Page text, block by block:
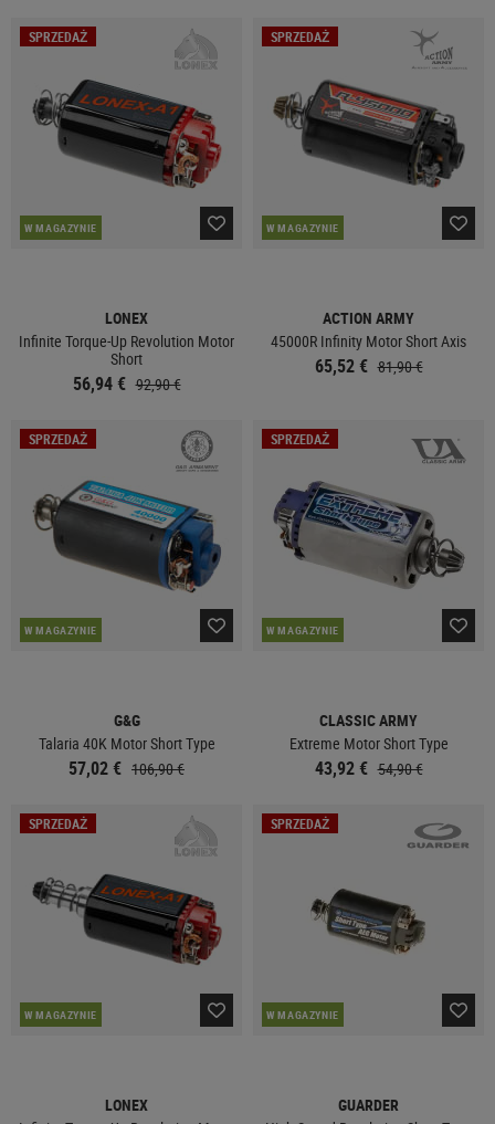
SPRZEDAŻ
W MAGAZYNIE
LONEX
Infinite Torque-Up Revolution Motor
Short
56,94 € 92,90 €
SPRZEDAŻ
W MAGAZYNIE
ACTION ARMY
45000R Infinity Motor Short Axis
65,52 € 81,90 €
SPRZEDAŻ
W MAGAZYNIE
G&G
Talaria 40K Motor Short Type
57,02 € 106,90 €
SPRZEDAŻ
W MAGAZYNIE
CLASSIC ARMY
Extreme Motor Short Type
43,92 € 54,90 €
SPRZEDAŻ
W MAGAZYNIE
LONEX
SPRZEDAŻ
W MAGAZYNIE
GUARDER